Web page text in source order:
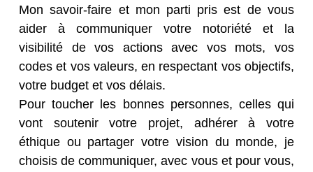
Mon savoir-faire et mon parti pris est de vous
aider à communiquer votre notoriété et la
visibilité de vos actions avec vos mots, vos
codes et vos valeurs, en respectant vos objectifs,
votre budget et vos délais.
Pour toucher les bonnes personnes, celles qui
vont soutenir votre projet, adhérer à votre
éthique ou partager votre vision du monde, je
choisis de communiquer, avec vous et pour vous,